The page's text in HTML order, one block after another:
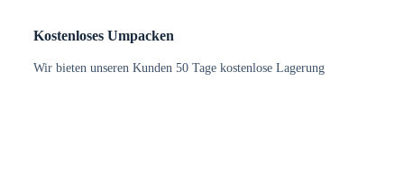
Kostenloses Umpacken
Wir bieten unseren Kunden 50 Tage kostenlose Lagerung